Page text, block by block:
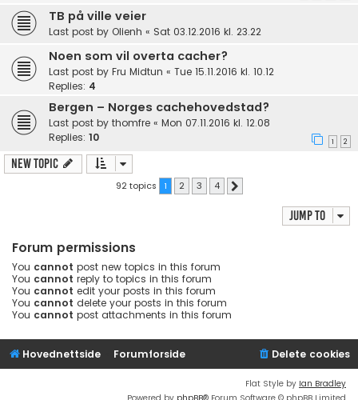
TB på ville veier
Last post by Olienh « Sat 03.12.2016 kl. 23.22
Noen som vil overta cacher?
Last post by Fru Midtun « Tue 15.11.2016 kl. 10.12
Replies: 4
Bergen – Norges cachehovedstad?
Last post by thomfre « Mon 07.11.2016 kl. 12.08
Replies: 10 1 2
New Topic
92 topics 1 2 3 4
Jump to
Forum permissions
You cannot post new topics in this forum
You cannot reply to topics in this forum
You cannot edit your posts in this forum
You cannot delete your posts in this forum
You cannot post attachments in this forum
Hovednettside Forumforside Delete cookies
Flat Style by Ian Bradley